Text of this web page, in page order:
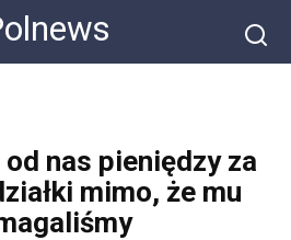
od nas pieniędzy za
mimo, że mu